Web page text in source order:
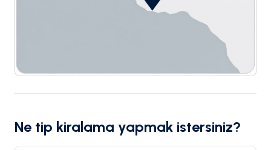
Ne tip kiralama yapmak istersiniz?